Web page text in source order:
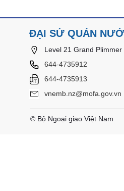
ĐẠI SỨ QUÁN
Level 21 Grand
644-4735912
644-4735913
vnemb.nz@mofa.gov.vn
© Bộ Ngoại giao Việt Nam